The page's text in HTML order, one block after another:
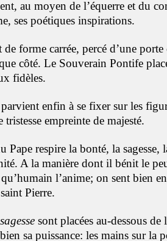
au moyen de l’équerre et du
ses poétiques inspirations.
forme carrée, percé d’une
côté. Le Souverain Pontife
fidèles.
enfin à se fixer sur les
tristesse empreinte de majesté.
Pape respire la bonté, la sagesse,
A la manière dont il bénit le
l’anime; on sent bien
Pierre.
sont placées au-dessous
sa puissance: les mains sur la